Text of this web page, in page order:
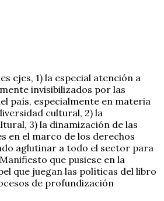
ejes, 1) la especial atención a
invisibilizados por las
país, especialmente en materia
cultural, 2) la
3) la dinamización de las
en el marco de los derechos
aglutinar a todo el sector para
que pusiese en la
que juegan las políticas del libro
de profundización